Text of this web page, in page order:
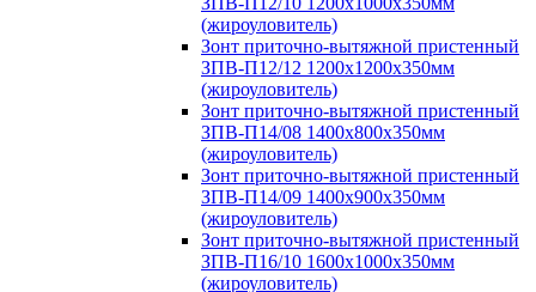
(жироуловитель)
Зонт приточно-вытяжной пристенный
ЗПВ-П12/12 1200х1200х350мм
(жироуловитель)
Зонт приточно-вытяжной пристенный
ЗПВ-П14/08 1400х800х350мм
(жироуловитель)
Зонт приточно-вытяжной пристенный
ЗПВ-П14/09 1400х900х350мм
(жироуловитель)
Зонт приточно-вытяжной пристенный
ЗПВ-П16/10 1600х1000х350мм
(жироуловитель)